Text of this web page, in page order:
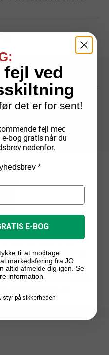
Hurtig levering
Lagerførte varer leveres
typisk på 1-2 hverdage
Med kort, mobilepay,
faktura og EAN
fra
Standardization) er en
med at skabe og
sikrer f.eks. ensartet
sprogkundskaber, dette
sundhedsfare og
ved
det er for sent!
fejl med
bog gratis når du
nedenfor.
*
E-BOG
til at modtage
markedsføring fra JO
altid afmelde dig igen. Se
information.
styr på sikkerheden